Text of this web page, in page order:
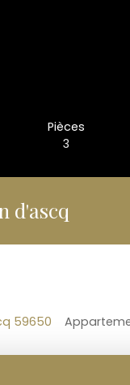
Pièces
3
d'ascq
59650